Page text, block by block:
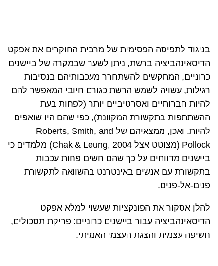
בניגוד לתפיסה הפסימית של מרבית החוקרים את אפקט
הדיסאינהביציה ברשת, ניתן לשער שבמקרה של ביישנים
כרוניים, המתקשים להשתחרר מעכבותיהם בנסיבות
רגילות, עשויה לשמש הרשת כגורם חיובי המאפשר להם
להיות חברותיים ואסרטיביים יותר (לפחות בעת
ההשתתפות בתקשורת המקוונת), כפי שהם היו שואפים
להיות. ואכן, ממצאיהם של Roberts, Smith, and
Pollock (מצוטט אצל 2004 (Chak & Leung, מלמדים כי
ביישנים מדווחים על כך שהם חשים פחות עכבות
בתקשורת עם אנשים באינטרנט בהשוואה לתקשורת
פנים-אל-פנים.
להלן אסקור את הפונקציות שעשוי למלא אפקט
הדיסאינהביציה עבור ביישנים כרוניים: פריקת תסכולים,
חשיפה עצמית והצגת העצמי האמיתי.